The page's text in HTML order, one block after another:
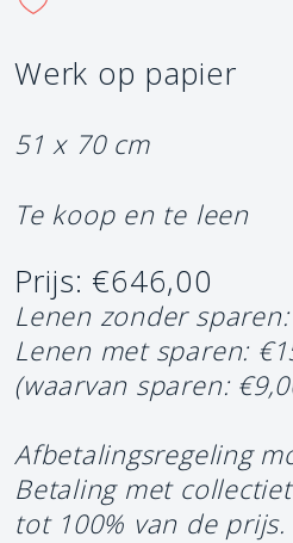
Werk op papier
51 x 70 cm
Te koop en te leen
Prijs: €646,00
Lenen zonder
Lenen met sparen:
(waarvan sparen:
Afbetalingsregeling
Betaling met
tot 100% van de prijs.